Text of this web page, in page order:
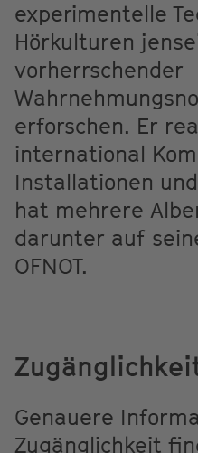
experimentelle
Hörkulturen
vorherrschender
erforschen. Er
international
Installationen
hat mehrere
darunter auf
OFNOT.
Genauere
Zugänglichkeit